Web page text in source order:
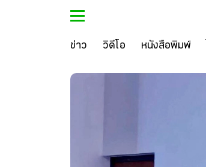
ข่าว วิดีโอ หนังสือพิมพ์